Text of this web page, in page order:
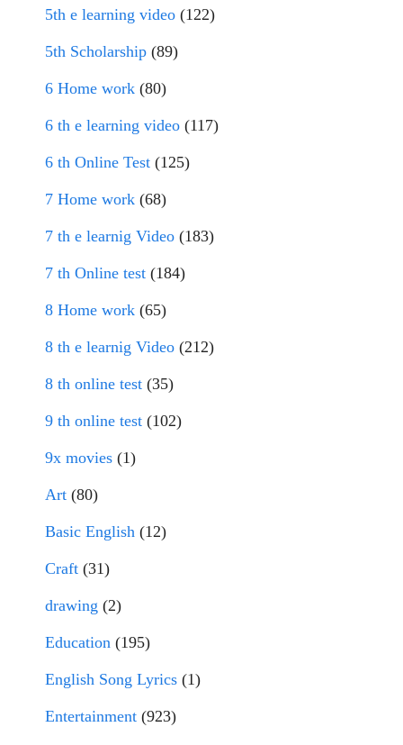
5th e learning video (122)
5th Scholarship (89)
6 Home work (80)
6 th e learning video (117)
6 th Online Test (125)
7 Home work (68)
7 th e learnig Video (183)
7 th Online test (184)
8 Home work (65)
8 th e learnig Video (212)
8 th online test (35)
9 th online test (102)
9x movies (1)
Art (80)
Basic English (12)
Craft (31)
drawing (2)
Education (195)
English Song Lyrics (1)
Entertainment (923)